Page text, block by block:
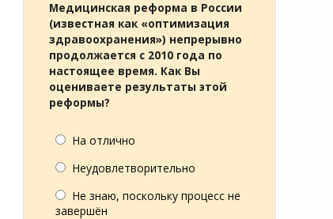
Медицинская реформа в России
(известная как «оптимизация
здравоохранения») непрерывно
продолжается с 2010 года по
настоящее время. Как Вы
оцениваете результаты этой
реформы?
На отлично
Неудовлетворительно
Не знаю, поскольку процесс не
завершён